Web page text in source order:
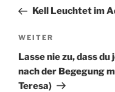
BeitragKell Leuchtet im
Nächster
Beitrag
WEITER
Lasse nie zu, dass
nach der Begegung
Teresa)